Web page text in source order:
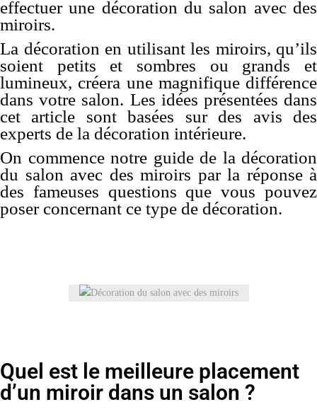
effectuer une décoration du salon avec des
miroirs.
La décoration en utilisant les miroirs, qu’ils
soient petits et sombres ou grands et
lumineux, créera une magnifique différence
dans votre salon. Les idées présentées dans
cet article sont basées sur des avis des
experts de la décoration intérieure.
On commence notre guide de la décoration
du salon avec des miroirs par la réponse à
des fameuses questions que vous pouvez
poser concernant ce type de décoration.
Quel est le meilleure placement
d’un miroir dans un salon ?